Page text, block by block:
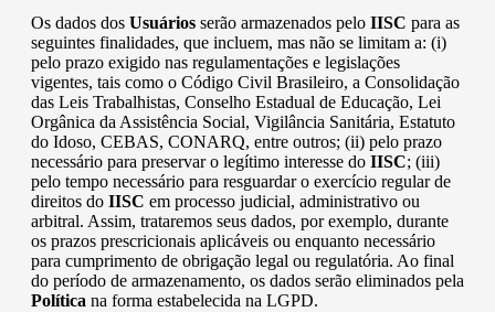
Os dados dos Usuários serão armazenados pelo IISC para as
seguintes finalidades, que incluem, mas não se limitam a: (i)
pelo prazo exigido nas regulamentações e legislações
vigentes, tais como o Código Civil Brasileiro, a Consolidação
das Leis Trabalhistas, Conselho Estadual de Educação, Lei
Orgânica da Assistência Social, Vigilância Sanitária, Estatuto
do Idoso, CEBAS, CONARQ, entre outros; (ii) pelo prazo
necessário para preservar o legítimo interesse do IISC; (iii)
pelo tempo necessário para resguardar o exercício regular de
direitos do IISC em processo judicial, administrativo ou
arbitral. Assim, trataremos seus dados, por exemplo, durante
os prazos prescricionais aplicáveis ou enquanto necessário
para cumprimento de obrigação legal ou regulatória. Ao final
do período de armazenamento, os dados serão eliminados pela
Política na forma estabelecida na LGPD.